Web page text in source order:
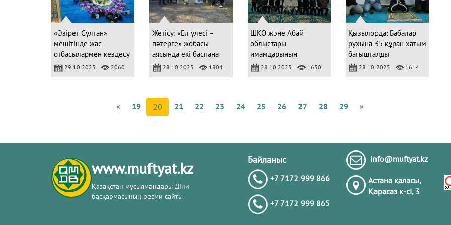
«Әзірет Сұлтан»
мешітінде жас
отбасылармен кездесу
өтті29.10.2025 2060
Жетісу: «Ел үлесі –
пәтерге» жобасы
аясында екі баспана
кілттері табысталды
28.10.2025 1804
ШҚО және Абай
облыстары
имамдарының
бірлескен жиыны өтті
28.10.2025 1650
Қызылорда: Бабалар
рухына 35 құран хатым
бағышталды
28.10.2025 1614
« 19 20 21 22 23 24 25 26 27 28 29 »
www.muftyat.kz
Қазақстан мұсылмандары Діни
басқармасының ресми сайты
Байланыс
+7 7172 999 866
+7 7172 999 865
info@muftyat.kz
Астана қаласы,
Қарасаз к-сi, 3